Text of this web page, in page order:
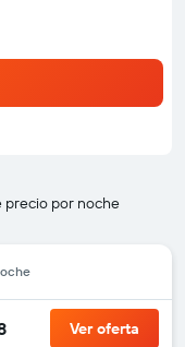
precio por noche
Ver oferta